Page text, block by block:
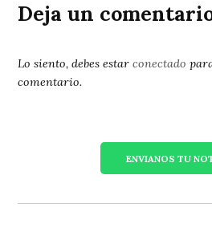
Deja un
Lo siento, debes estarconectado
comentario.
ENVIANOS TU